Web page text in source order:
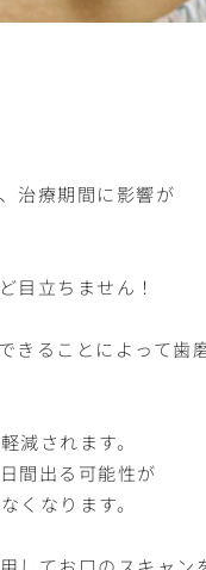
治療期間に影響が
立ちません！
ることによって歯
されます。
間出る可能性が
なります。
てお口のスキャン